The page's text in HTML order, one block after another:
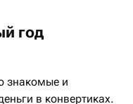
год
знакомые и
в конвертиках.